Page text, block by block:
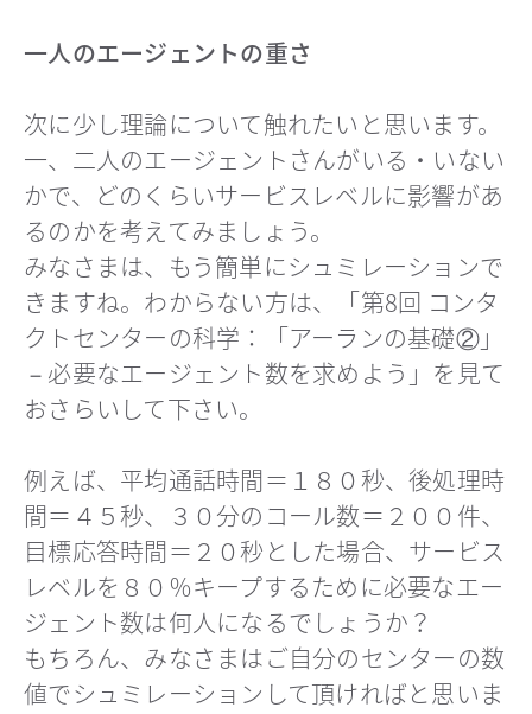
一人のエージェントの重さ
次に少し理論について触れたいと思います。
一、二人のエージェントさんがいる・いない
かで、どのくらいサービスレベルに影響があ
るのかを考えてみましょう。
みなさまは、もう簡単にシュミレーションで
きますね。わからない方は、「第8回 コンタ
クトセンターの科学：「アーランの基礎②」
－必要なエージェント数を求めよう」を見て
おさらいして下さい。
例えば、平均通話時間＝１８０秒、後処理時
間＝４５秒、３０分のコール数＝２００件、
目標応答時間＝２０秒とした場合、サービス
レベルを８０％キープするために必要なエー
ジェント数は何人になるでしょうか？
もちろん、みなさまはご自分のセンターの数
値でシュミレーションして頂ければと思いま